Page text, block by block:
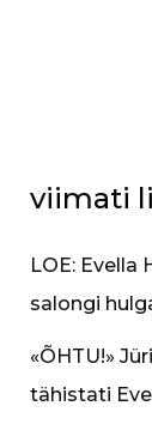
viimati
LOE: Evella
salongi
«​ÕHTU!»
tähistati